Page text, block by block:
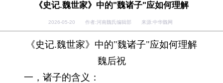
《史记.魏世家》中的"魏诸子"应如何理解
2026-05-20 作者:河南魏氏编辑部 来源:中华魏网
《史记.魏世家》中的"魏诸子"应如何理解
魏后祝
一，诸子的含义：